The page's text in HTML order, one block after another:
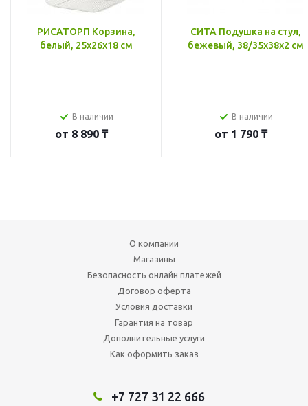
РИСАТОРП Корзина,
белый, 25x26x18 см
В наличии
от 8 890 ₸
СИТА Подушка на стул,
бежевый, 38/35x38x2 см
В наличии
от 1 790 ₸
О компании
Магазины
Безопасность онлайн платежей
Договор оферта
Условия доставки
Гарантия на товар
Дополнительные услуги
Как оформить заказ
+7 727 31 22 666